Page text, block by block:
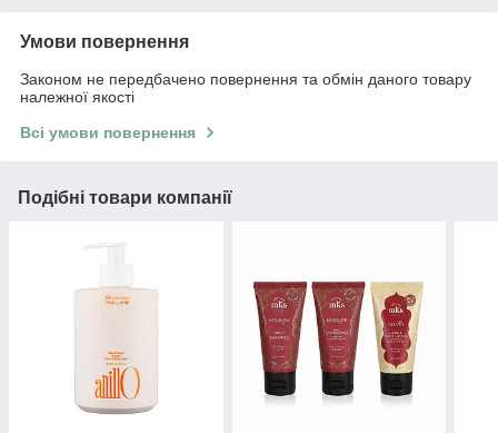
Умови повернення
Законом не передбачено повернення та обмін даного товару
належної якості
Всі умови повернення
Подібні товари компанії